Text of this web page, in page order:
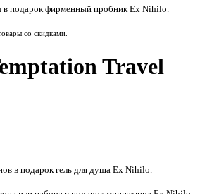
подарок фирменный пробник Ex Nihilo.
со скидками.
Travel
в подарок гель для душа Ex Nihilo.